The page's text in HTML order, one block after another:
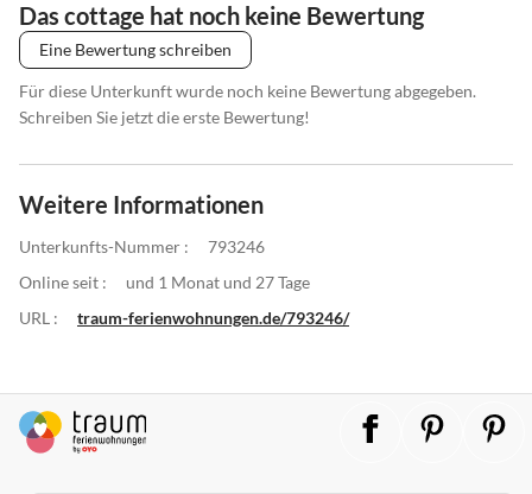
Das cottage hat noch keine Bewertung
Eine Bewertung schreiben
Für diese Unterkunft wurde noch keine Bewertung abgegeben.
Schreiben Sie jetzt die erste Bewertung!
Weitere Informationen
Unterkunfts-Nummer :
793246
Online seit :
und 1 Monat und 27 Tage
URL :
traum-ferienwohnungen.de/793246/